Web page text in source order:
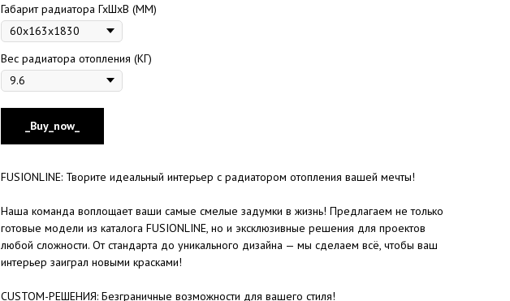
Габарит радиатора ГхШхВ (ММ)
Вес радиатора отопления (КГ)
_Buy_now_
FUSIONLINE: Творите идеальный интерьер с радиатором отопления вашей мечты!
Наша команда воплощает ваши самые смелые задумки в жизнь! Предлагаем не только
готовые модели из каталога FUSIONLINE, но и эксклюзивные решения для проектов
любой сложности. От стандарта до уникального дизайна — мы сделаем всё, чтобы ваш
интерьер заиграл новыми красками!
CUSTOM-РЕШЕНИЯ: Безграничные возможности для вашего стиля!